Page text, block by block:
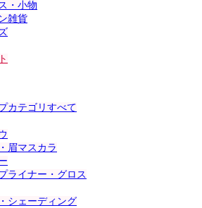
・小物
雑貨
カテゴリすべて
眉マスカラ
ライナー・グロス
シェーディング